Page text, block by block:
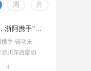
县中国古羌城城
仪式如期上演。
赏，沉浸式感...
周 月
资源导入转向内生驱动，浙阿携手“牵”出农文旅新场景
携手·链动未
浙川东西部协...
0